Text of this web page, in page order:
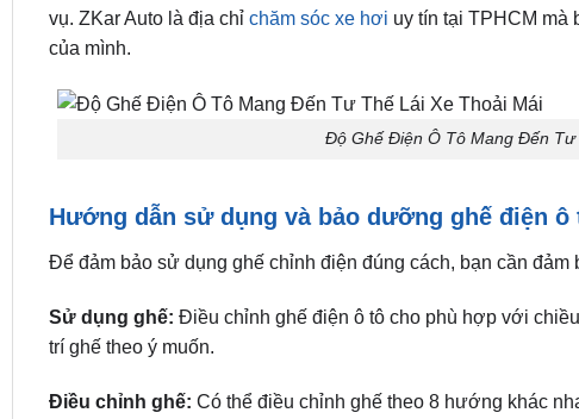
vụ. ZKar Auto là địa chỉ chăm sóc xe hơi uy tín tại TPHCM mà
của mình.
Độ Ghế Điện Ô Tô Mang Đến Tư
Hướng dẫn sử dụng và bảo dưỡng ghế điện ô
Để đảm bảo sử dụng ghế chỉnh điện đúng cách, bạn cần đảm
Sử dụng ghế: Điều chỉnh ghế điện ô tô cho phù hợp với
trí ghế theo ý muốn.
Điều chỉnh ghế: Có thể điều chỉnh ghế theo 8 hướng khác